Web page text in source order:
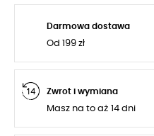
Darmowa dostawa
Od 199 zł
Zwrot i wymiana
Masz na to aż 14 dni